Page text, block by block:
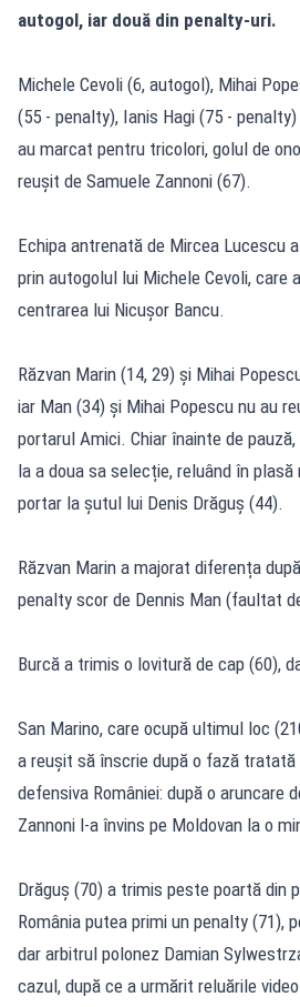
autogol, iar două din penalty-uri.
Michele Cevoli (6, autogol), Mihai
(55 - penalty), Ianis Hagi (75 -
au marcat pentru tricolori, golul de
reușit de Samuele Zannoni (67).
Echipa antrenată de Mircea Lucescu
prin autogolul lui Michele Cevoli, care
centrarea lui Nicușor Bancu.
Răzvan Marin (14, 29) și Mihai
iar Man (34) și Mihai Popescu nu au
portarul Amici. Chiar înainte de
la a doua sa selecție, reluând în plasă
portar la șutul lui Denis Drăguș (44).
Răzvan Marin a majorat diferența
penalty scor de Dennis Man (faultat
Burcă a trimis o lovitură de cap (60),
San Marino, care ocupă ultimul loc
a reușit să înscrie după o fază
defensiva României: după o aruncare
Zannoni l-a învins pe Moldovan la o
Drăguș (70) a trimis peste poartă din
România putea primi un penalty (71),
dar arbitrul polonez Damian
cazul, după ce a urmărit reluările